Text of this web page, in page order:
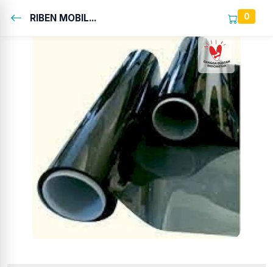
RIBEN MOBIL... 0